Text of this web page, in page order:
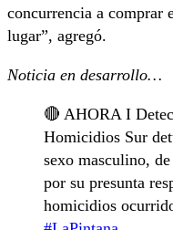
concurrencia a comprar
lugar”, agregó.
Noticia en desarrollo…
🔴 AHORA I
Homicidios Sur
sexo masculino,
por su presunta
homicidios